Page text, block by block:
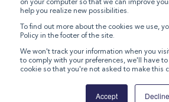
on your computer so that we can improve
help you realize new possibilities.
To find out more about the cookies we use,
Policy in the footer of the site.
We won't track your information when you
to comply with your preferences, we'll have
cookie so that you're not asked to make this
Accept Decline
Conditions pour la fourniture
Déclaration relative à
2026 Compugen Inc. All